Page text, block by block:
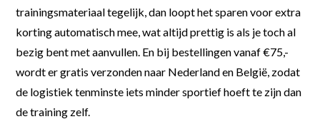
trainingsmateriaal tegelijk, dan loopt het sparen voor extra
korting automatisch mee, wat altijd prettig is als je toch al
bezig bent met aanvullen. En bij bestellingen vanaf €75,-
wordt er gratis verzonden naar Nederland en België, zodat
de logistiek tenminste iets minder sportief hoeft te zijn dan
de training zelf.